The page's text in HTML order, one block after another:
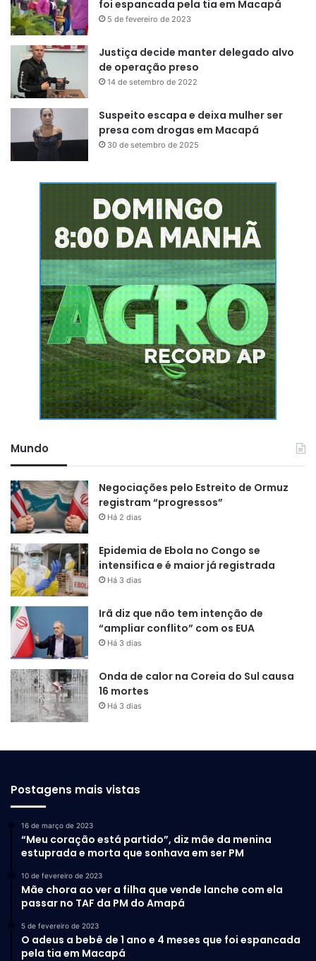
foi espancada pela tia em Macapá
5 de fevereiro de 2023
Justiça decide manter delegado alvo
de operação preso
14 de setembro de 2022
Suspeito escapa e deixa mulher ser
presa com drogas em Macapá
30 de setembro de 2025
Mundo
Negociações pelo Estreito de Ormuz
registram “progressos”
Há 2 dias
Epidemia de Ebola no Congo se
intensifica e é maior já registrada
Há 3 dias
Irã diz que não tem intenção de
“ampliar conflito” com os EUA
Há 3 dias
Onda de calor na Coreia do Sul causa
16 mortes
Há 3 dias
Postagens mais vistas
16 de março de 2023
“Meu coração está partido”, diz mãe da menina
estuprada e morta que sonhava em ser PM
10 de fevereiro de 2023
Mãe chora ao ver a filha que vende lanche com ela
passar no TAF da PM do Amapá
5 de fevereiro de 2023
O adeus a bebê de 1 ano e 4 meses que foi espancada
pela tia em Macapá